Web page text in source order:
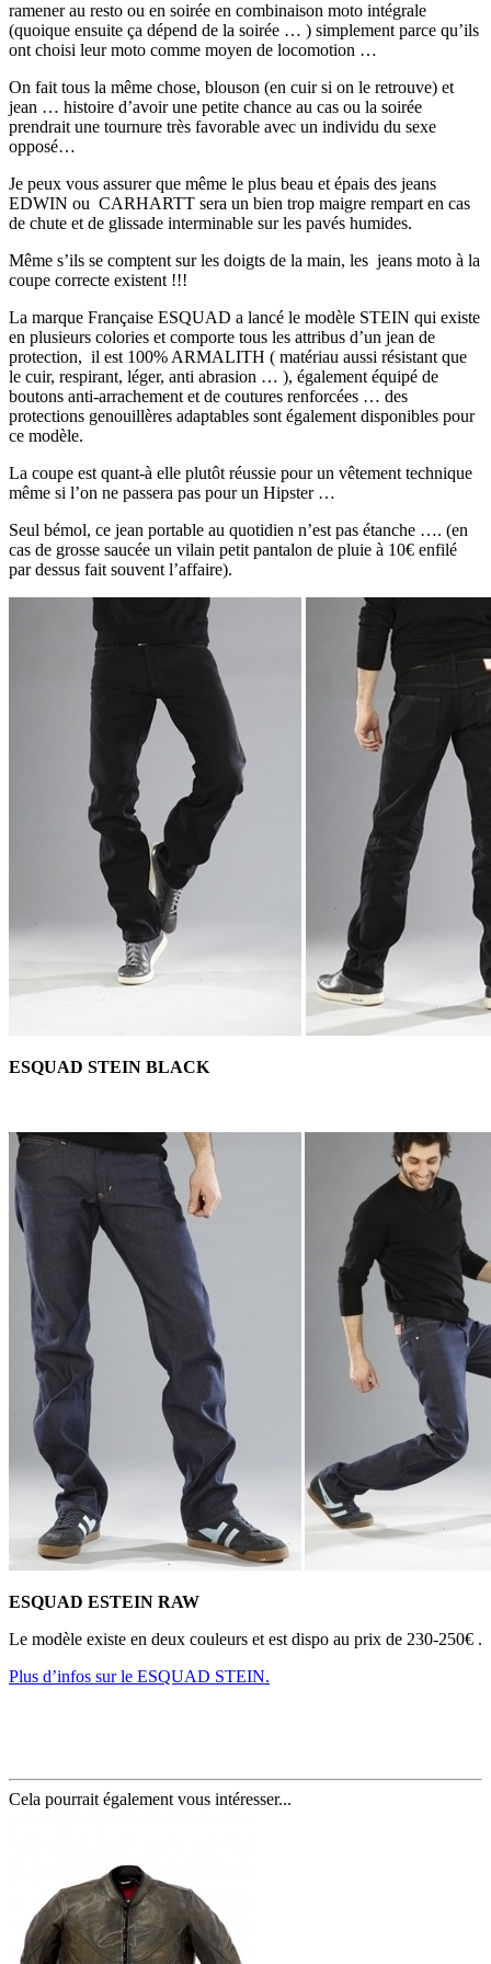
ramener au resto ou en soirée en combinaison moto intégrale
(quoique ensuite ça dépend de la soirée … ) simplement parce qu’ils
ont choisi leur moto comme moyen de locomotion …
On fait tous la même chose, blouson (en cuir si on le retrouve) et
jean … histoire d’avoir une petite chance au cas ou la soirée
prendrait une tournure très favorable avec un individu du sexe
opposé…
Je peux vous assurer que même le plus beau et épais des jeans
EDWIN ou CARHARTT sera un bien trop maigre rempart en cas
de chute et de glissade interminable sur les pavés humides.
Même s’ils se comptent sur les doigts de la main, les jeans moto à la
coupe correcte existent !!!
La marque Française ESQUAD a lancé le modèle STEIN qui existe
en plusieurs colories et comporte tous les attribus d’un jean de
protection, il est 100% ARMALITH ( matériau aussi résistant que
le cuir, respirant, léger, anti abrasion … ), également équipé de
boutons anti-arrachement et de coutures renforcées … des
protections genouillères adaptables sont également disponibles pour
ce modèle.
La coupe est quant-à elle plutôt réussie pour un vêtement technique
même si l’on ne passera pas pour un Hipster …
Seul bémol, ce jean portable au quotidien n’est pas étanche …. (en
cas de grosse saucée un vilain petit pantalon de pluie à 10€ enfilé
par dessus fait souvent l’affaire).
ESQUAD STEIN BLACK
ESQUAD ESTEIN RAW
Le modèle existe en deux couleurs et est dispo au prix de 230-250€ .
Plus d’infos sur le ESQUAD STEIN.
Cela pourrait également vous intéresser...